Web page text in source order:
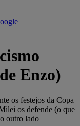
Enzo)
os festejos da Copa
os defende (o que
outro lado